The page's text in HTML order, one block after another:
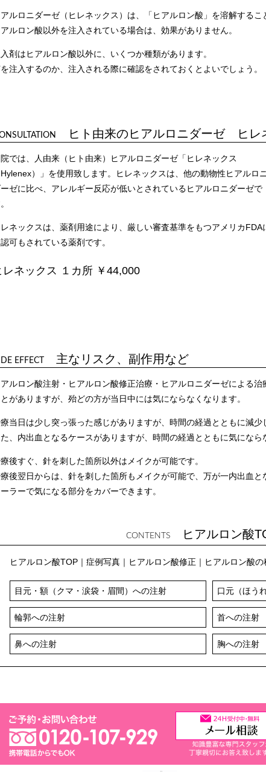
ルロニダーゼ（ヒレネックス）は、「ヒアルロン酸」を溶解するこ
ルロン酸以外を注入されている場合は、効果がありません。
剤はヒアルロン酸以外に、いくつか種類があります。
注入するのか、注入される際に確認をされておくとよいでしょう。
ヒト由来のヒアルロニダーゼ ヒレ
では、人由来（ヒト由来）ヒアルロニダーゼ「ヒレネックス
）」を使用致します。ヒレネックスは、他の動物性ヒアルロニ
ゼに比べ、アレルギー反応が低いとされているヒアルロニダーゼで
ネックスは、薬剤用途により、厳しい審査基準をもつアメリカFDA
可もされている薬剤です。
レネックス １カ所 ￥44,000
EFFECT 主なリスク、副作用など
ルロン酸注射・ヒアルロン酸修正治療・ヒアルロニダーゼによる
がありますが、殆どの方が当日中には気にならなくなります。
当日は少し突っ張った感じがありますが、時間の経過とともに減少
、内出血となるケースがありますが、時間の経過とともに気になら
後すぐ、針を刺した箇所以外はメイクが可能です。
後翌日からは、針を刺した箇所もメイクが可能で、万が一内出血
ラーで気になる部分をカバーできます。
CONTENTS ヒアルロン酸
ヒアルロン酸TOP ｜ 症例写真 ｜ ヒアルロン酸修正 ｜ ヒアルロン酸の
目元・額（クマ・涙袋・眉間）への注射 口元（ほう
輪郭への注射 首への注射
鼻への注射 胸への注射